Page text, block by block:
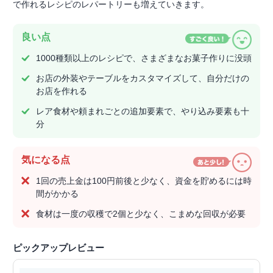
で作れるレシピのレパートリーも増えていきます。
良い点
1000種類以上のレシピで、さまざまなお菓子作りに没頭
お店の外装やテーブルをカスタマイズして、自分だけの
お店を作れる
レア食材や頼まれごとの追加要素で、やり込み要素も十
分
気になる点
1回の売上金は100円前後と少なく、資金を貯めるには時
間がかかる
食材は一度の収穫で2個と少なく、こまめな回収が必要
ピックアップレビュー